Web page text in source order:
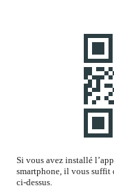
Si vous avez installé
smartphone, il vous suffit
ci-dessus.